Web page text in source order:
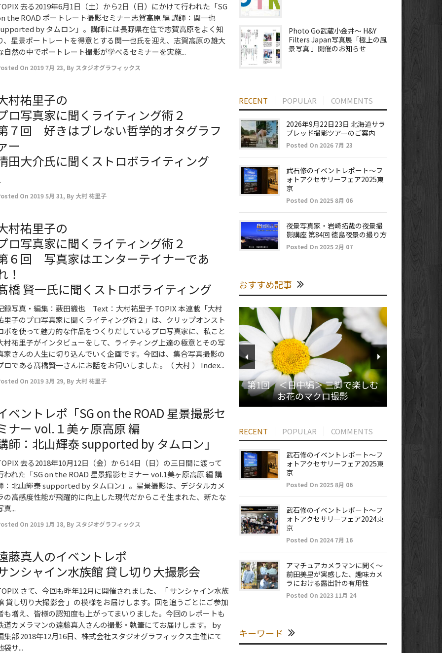
去る2019年6月1日（土）から2日（日）にかけて行われた「SG
the ROAD ポートレート撮影セミナー志賀高原 編 講師：関一也
by タムロン」。講師には長野県在住で志賀高原をよく知
、星景ポートレートを得意とする関一也氏を迎え、志賀高原の雄大
自然の中でポートレート撮影が学べるセミナーを実施...
On 2019 7月 23, By スタジオグラフィックス
村祐里子の
ロ写真家に聞くライティング術２
７回 好きはブレない哲学的オタグラフ
ー
田大介氏に聞くストロボライティング
On 2019 5月 31, By 大村 祐里子
村祐里子の
ロ写真家に聞くライティング術２
６回 写真家はエンターテイナーであ
！
橋 賢一氏に聞くストロボライティング
録写真・編集：薮田織也 Text：大村祐里子 TOPIX 本連載「大村
里子のプロ写真家に聞くライティング術２」は、クリップオンスト
ボを使って魅力的な作品をつくりだしているプロ写真家に、私こと
村祐里子がインタビューをして、ライティング上達の極意とその写
家さんの人生に切り込んでいく企画です。今回は、集合写真撮影の
ロである髙橋賢一さんにお話をお伺いしました。（ 大村 ） Index...
On 2019 3月 29, By 大村 祐里子
ベントレポ「SG on the ROAD 星景撮影セ
ナー vol.１美ヶ原高原 編
師：北山輝泰 supported by タムロン」
去る2018年10月12日（金）から14日（日）の三日間に渡って
われた「SG on the ROAD 星景撮影セミナー vol.1美ヶ原高原 編 講
：北山輝泰 supported by タムロン」。星景撮影は、デジタルカメ
の高感度性能が飛躍的に向上した現代だからこそ生まれた、新たな
真...
On 2019 1月 18, By スタジオグラフィックス
藤真人のイベントレポ
ンシャイン水族館 貸し切り大撮影会
さて、今回も昨年12月に開催されました、「 サンシャイン水族
貸し切り大撮影会 」の模様をお届けします。回を追うごとにご参加
も増え、皆様の認知度も上がってまいりました。今回のレポートも
道カメラマンの遠藤真人さんの撮影・執筆にてお届けします。 by
集部 2018年12月16日、株式会社スタジオグラフィックス主催にて
袋サ...
Photo Go武蔵小金井～ H&Y
Filters Japan写真展「極上の風
景写真 」開催のお知らせ
RECENT POPULAR COMMENTS
2026年9月22日23日 北海道サラ
ブレッド撮影ツアーのご案内
Posted On 2026 7月 23
武石修のイベントレポート～フ
ォトアクセサリーフェア2025東
京
Posted On 2025 8月 06
夜景写真家・岩崎拓哉の夜景撮
影講座 第84回 徳島夜景の撮り方
Posted On 2025 2月 07
おすすめ記事
第1回 ＜日中編＞ 三脚で楽しむ
お花のマクロ撮影
RECENT POPULAR COMMENTS
武石修のイベントレポート～フ
ォトアクセサリーフェア2025東
京
Posted On 2025 8月 06
武石修のイベントレポート～フ
ォトアクセサリーフェア2024東
京
Posted On 2024 7月 16
アマチュアカメラマンに聞く～
前田美里が実感した、趣味カメ
ラにおける露出計の有用性
Posted On 2023 11月 24
キーワード